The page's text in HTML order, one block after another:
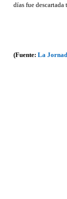
días fue
(Fuente: La